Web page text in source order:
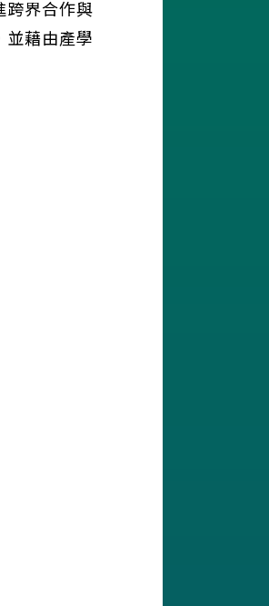
跨界合作與
藉由產學